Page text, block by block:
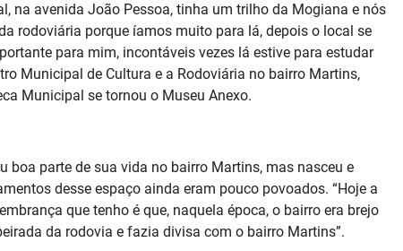
na avenida João Pessoa, tinha um trilho da Mogiana e nós
rodoviária porque íamos muito para lá, depois o local se
para mim, incontáveis vezes lá estive para estudar
Municipal de Cultura e a Rodoviária no bairro Martins,
Municipal se tornou o Museu Anexo.
boa parte de sua vida no bairro Martins, mas nasceu e
desse espaço ainda eram pouco povoados. “Hoje a
que tenho é que, naquela época, o bairro era brejo
da rodovia e fazia divisa com o bairro Martins”.